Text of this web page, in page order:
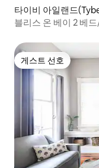
타이비 아일랜드
블리스 온 베이 2 베
게스트 선호
게스트 선호